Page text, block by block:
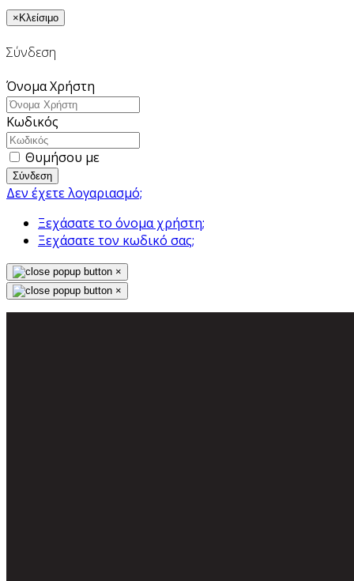
× Κλείσιμο
Σύνδεση
Όνομα Χρήστη
Κωδικός
Θυμήσου με
Σύνδεση
Δεν έχετε λογαριασμό;
Ξεχάσατε το όνομα χρήστη;
Ξεχάσατε τον κωδικό σας;
×
×